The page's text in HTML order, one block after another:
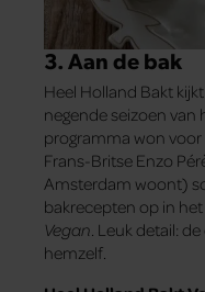
3. Aan de bak
Heel Holland Bakt
negende seizoen
programma won voor
Frans-Britse Enzo
Amsterdam woont)
bakrecepten op in
Vegan. Leuk detail:
hemzelf.